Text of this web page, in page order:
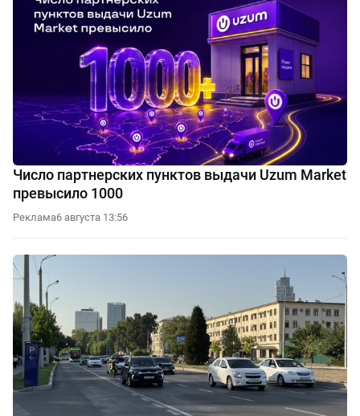
Число партнерских пунктов выдачи Uzum Market
превысило 1000
Реклама6 августа 13:56